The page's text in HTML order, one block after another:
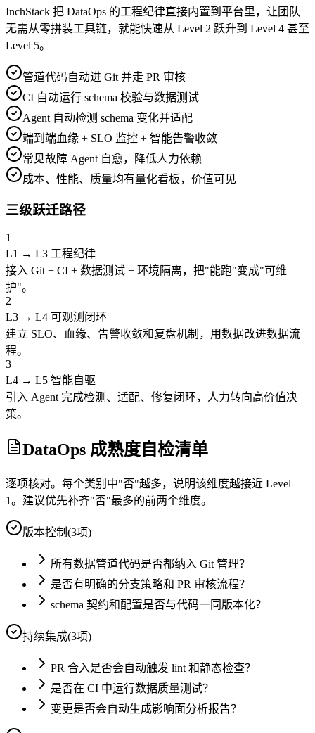
InchStack 把 DataOps 的工程纪律直接内置到平台里，让团队
无需从零拼装工具链，就能快速从 Level 2 跃升到 Level 4 甚至
Level 5。
管道代码自动进 Git 并走 PR 审核
CI 自动运行 schema 校验与数据测试
Agent 自动检测 schema 变化并适配
端到端血缘 + SLO 监控 + 智能告警收敛
常见故障 Agent 自愈，降低人力依赖
成本、性能、质量均有量化看板，价值可见
三级跃迁路径
1
L1 → L3 工程纪律
接入 Git + CI + 数据测试 + 环境隔离，把"能跑"变成"可维
护"。
2
L3 → L4 可观测闭环
建立 SLO、血缘、告警收敛和复盘机制，用数据改进数据流
程。
3
L4 → L5 智能自驱
引入 Agent 完成检测、适配、修复闭环，人力转向高价值决
策。
DataOps 成熟度自检清单
逐项核对。每个类别中"否"越多，说明该维度越接近 Level
1。建议优先补齐"否"最多的前两个维度。
版本控制 (3项)
所有数据管道代码是否都纳入 Git 管理？
是否有明确的分支策略和 PR 审核流程？
schema 契约和配置是否与代码一同版本化？
持续集成(3项)
PR 合入是否会自动触发 lint 和静态检查？
是否在 CI 中运行数据质量测试？
变更是否会自动生成影响面分析报告？